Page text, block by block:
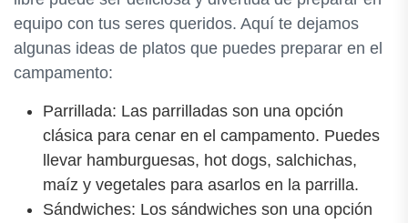
equipo con tus seres queridos. Aquí te dejamos
algunas ideas de platos que puedes preparar en el
campamento:
Parrillada: Las parrilladas son una opción
clásica para cenar en el campamento. Puedes
llevar hamburguesas, hot dogs, salchichas,
maíz y vegetales para asarlos en la parrilla.
Sándwiches: Los sándwiches son una opción